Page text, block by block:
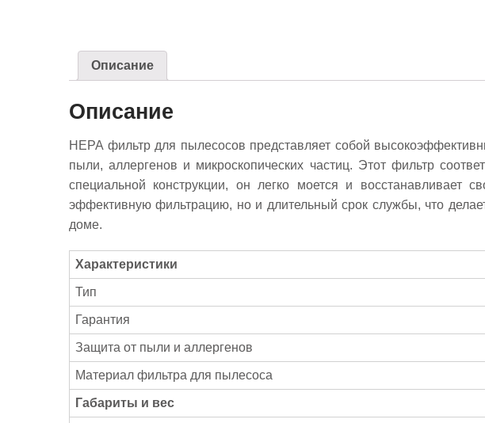
Описание
Описание
HEPA фильтр для пылесосов представляет собой
пыли, аллергенов и микроскопических частиц. Этот фильтр
специальной конструкции, он легко моется и восстанавливает
эффективную фильтрацию, но и длительный срок службы, что
доме.
Характеристики
Тип
Гарантия
Защита от пыли и аллергенов
Материал фильтра для пылесоса
Габариты и вес